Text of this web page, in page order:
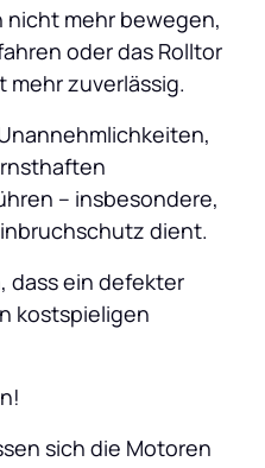
nicht mehr bewegen,
oder das Rolltor
zuverlässig.
– insbesondere,
dient.
dass ein defekter
kostspieligen
sich die Motoren